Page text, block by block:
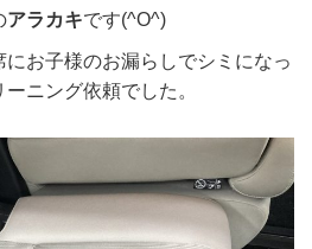
アラカキです(^O^)
お子様のお漏らしでシミになっ
ニング依頼でした。